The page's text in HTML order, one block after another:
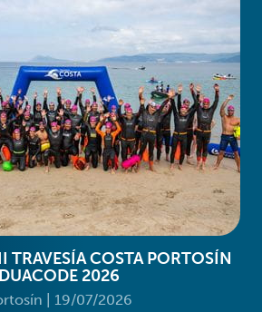
TRAVESÍA COSTA PORTOSÍN
DUACODE 2026
19/07/2026